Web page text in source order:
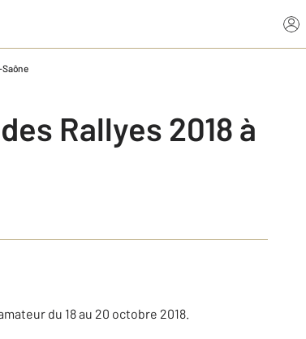
Saône
Rallyes 2018 à
du 18 au 20 octobre 2018.